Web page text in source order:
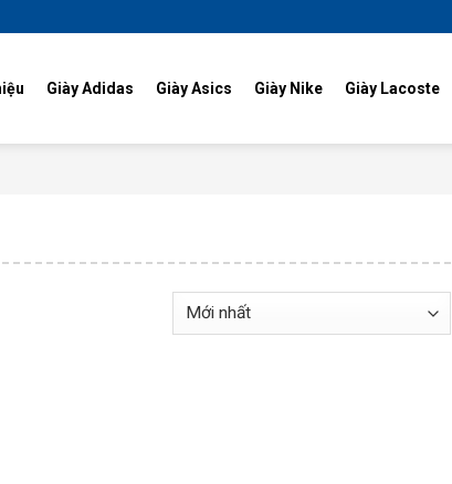
Giày Adidas Giày Asics Giày Nike Giày Lacoste